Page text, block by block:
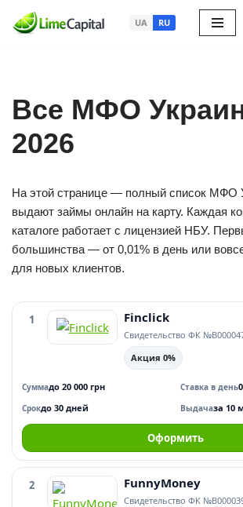
UA RU
Все МФО
2026
На этой странице — полный список МФО
выдают займы онлайн на карту. Каждая
каталоге работает с лицензией НБУ.
большинства — от 0,01% в день или
для новых клиентов.
1 Finclick
Свидетельство ФК
Акция 0%
Суммадо 20 000 грн Ставка в день
Срокдо 30 дней Выдачаза 10
Оформить
2 FunnyMoney
Свидетельство ФК